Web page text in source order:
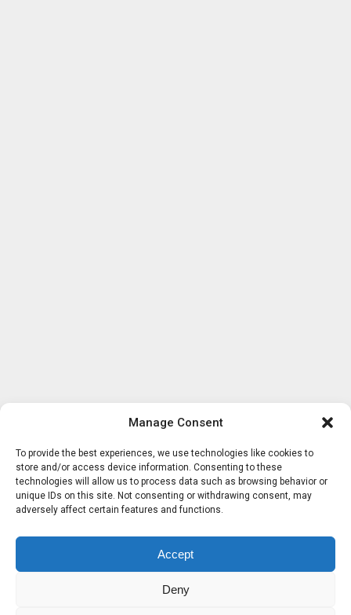
Manage Consent
To provide the best experiences, we use technologies like cookies to
store and/or access device information. Consenting to these
technologies will allow us to process data such as browsing behavior or
unique IDs on this site. Not consenting or withdrawing consent, may
adversely affect certain features and functions.
Accept
Deny